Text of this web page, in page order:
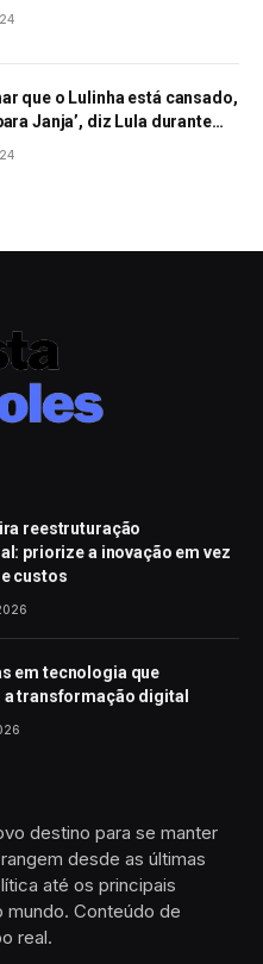
que o Lulinha está cansado,
Janja’, diz Lula durante
reestruturação
priorize a inovação em vez
custos
em tecnologia que
a transformação digital
destino para se manter
desde as últimas
até os principais
Conteúdo de
real.